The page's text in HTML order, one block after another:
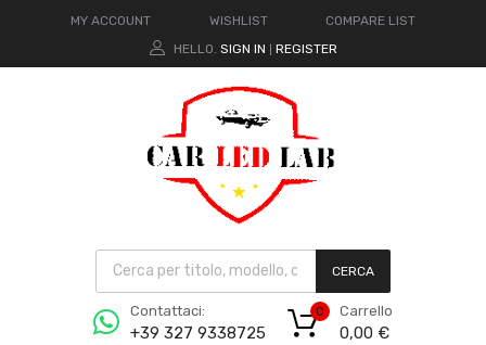
MY ACCOUNT WISHLIST
COMPARE LIST
HELLO. SIGN IN REGISTER
CERCA
Contattaci:
+39 327 9338725
Carrello
0,00 €
0